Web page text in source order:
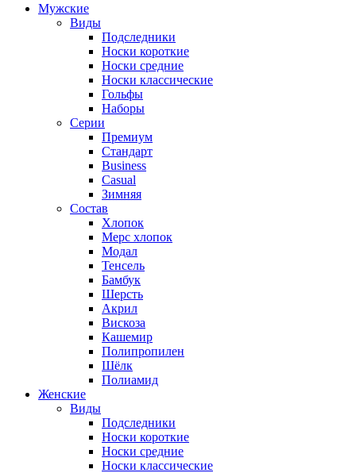
Мужские
Виды
Подследники
Носки короткие
Носки средние
Носки классические
Гольфы
Наборы
Серии
Премиум
Стандарт
Business
Casual
Зимняя
Состав
Хлопок
Мерс хлопок
Модал
Тенсель
Бамбук
Шерсть
Акрил
Вискоза
Кашемир
Полипропилен
Шёлк
Полиамид
Женские
Виды
Подследники
Носки короткие
Носки средние
Носки классические